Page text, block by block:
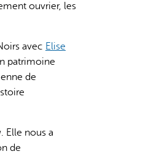
ouvrier, les
avec Elise
patrimoine
de
Elle nous a
de